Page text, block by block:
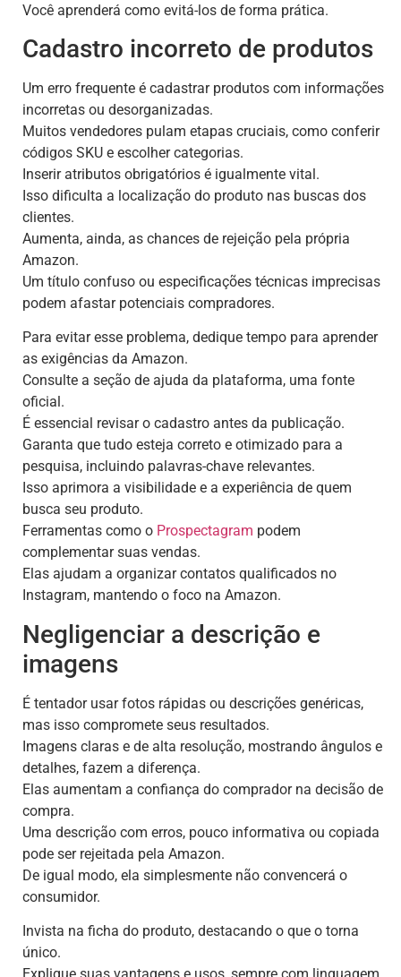
Você aprenderá como evitá-los de forma prática.
Cadastro incorreto de produtos
Um erro frequente é cadastrar produtos com informações
incorretas ou desorganizadas.
Muitos vendedores pulam etapas cruciais, como conferir
códigos SKU e escolher categorias.
Inserir atributos obrigatórios é igualmente vital.
Isso dificulta a localização do produto nas buscas dos
clientes.
Aumenta, ainda, as chances de rejeição pela própria
Amazon.
Um título confuso ou especificações técnicas imprecisas
podem afastar potenciais compradores.
Para evitar esse problema, dedique tempo para aprender
as exigências da Amazon.
Consulte a seção de ajuda da plataforma, uma fonte
oficial.
É essencial revisar o cadastro antes da publicação.
Garanta que tudo esteja correto e otimizado para a
pesquisa, incluindo palavras-chave relevantes.
Isso aprimora a visibilidade e a experiência de quem
busca seu produto.
Ferramentas como o Prospectagram podem
complementar suas vendas.
Elas ajudam a organizar contatos qualificados no
Instagram, mantendo o foco na Amazon.
Negligenciar a descrição e
imagens
É tentador usar fotos rápidas ou descrições genéricas,
mas isso compromete seus resultados.
Imagens claras e de alta resolução, mostrando ângulos e
detalhes, fazem a diferença.
Elas aumentam a confiança do comprador na decisão de
compra.
Uma descrição com erros, pouco informativa ou copiada
pode ser rejeitada pela Amazon.
De igual modo, ela simplesmente não convencerá o
consumidor.
Invista na ficha do produto, destacando o que o torna
único.